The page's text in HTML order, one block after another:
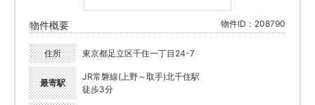
物件概要 物件ID：208790
住所 東京都足立区千住一丁目24-7
最寄駅
JR常磐線(上野～取手)北千住駅
徒歩3分